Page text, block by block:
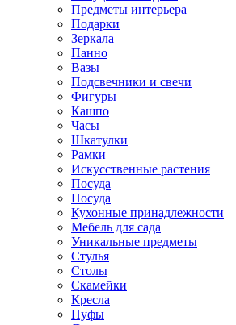
Предметы интерьера
Подарки
Зеркала
Панно
Вазы
Подсвечники и свечи
Фигуры
Кашпо
Часы
Шкатулки
Рамки
Искусственные растения
Посуда
Посуда
Кухонные принадлежности
Мебель для сада
Уникальные предметы
Стулья
Столы
Скамейки
Кресла
Пуфы